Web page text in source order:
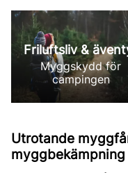
Friluftsliv &
Myggskydd för
campingen
Utrotande